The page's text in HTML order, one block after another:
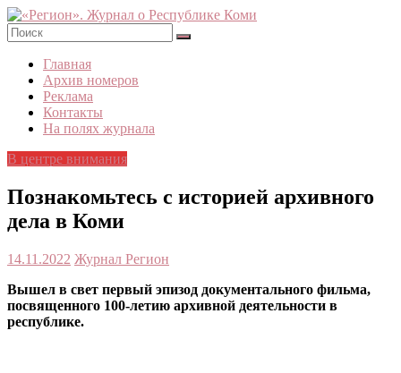
Skip
to
content
«Регион».
Журнал
Республике
Коми
Главная
Архив номеров
Реклама
Контакты
На полях журнала
В центре внимания
Познакомьтесь с историей архивного
дела в Коми
14.11.2022 Журнал Регион
Вышел в свет первый эпизод документального фильма,
посвященного 100-летию архивной деятельности в
республике.